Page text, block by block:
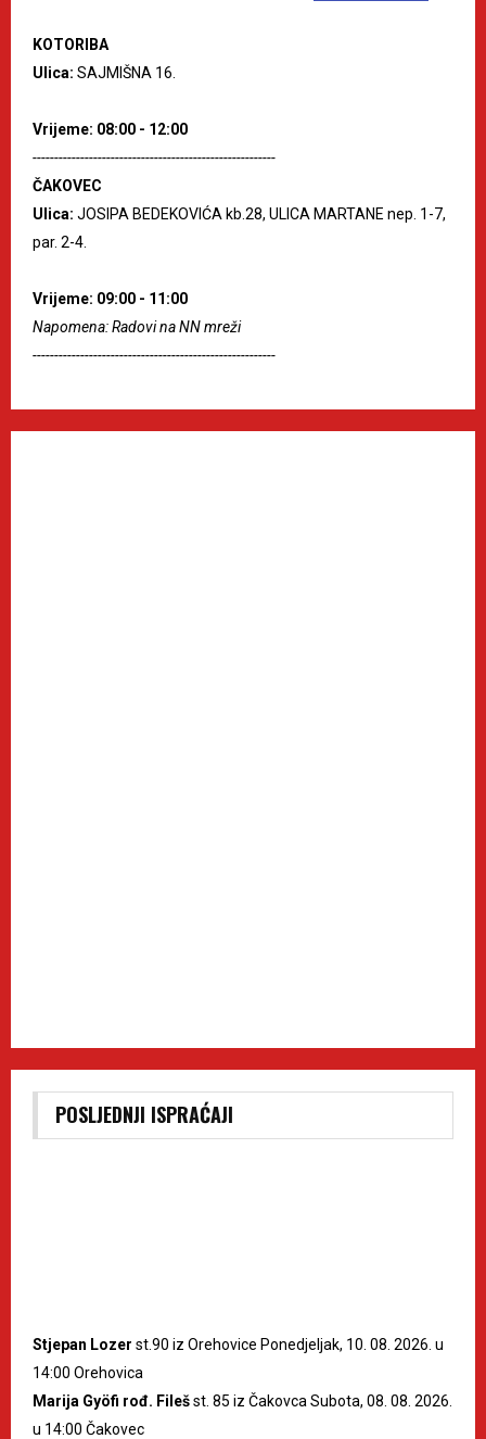
KOTORIBA
Ulica: SAJMIŠNA 16.
Vrijeme: 08:00 - 12:00
--------------------------------------------------------
ČAKOVEC
Ulica: JOSIPA BEDEKOVIĆA kb.28, ULICA MARTANE nep. 1-7,
par. 2-4.
Vrijeme: 09:00 - 11:00
Napomena: Radovi na NN mreži
--------------------------------------------------------
POSLJEDNJI ISPRAĆAJI
Stjepan Lozer st.90 iz Orehovice Ponedjeljak, 10. 08. 2026. u
14:00 Orehovica
Marija Gyöfi rođ. Filešst. 85 iz Čakovca Subota, 08. 08. 2026.
u 14:00 Čakovec